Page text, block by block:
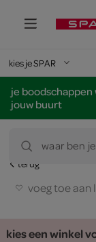
kies je SPAR
je boodschappen
jouw buurt
waar ben
terug
voeg toe aan
kies een winkel